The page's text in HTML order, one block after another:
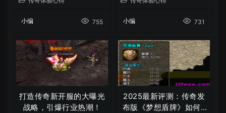
小编 755 小编 731
打造传奇新开服的大曝光
战略，引爆行业热潮！
2025最新评测：传奇发
布版《梦想盾牌》如何5